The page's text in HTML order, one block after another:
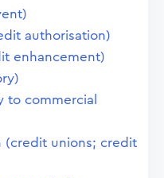
authorisation)
enhancement)
to commercial
(credit unions; credit